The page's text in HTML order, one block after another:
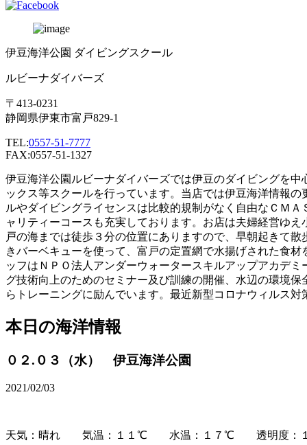
伊豆海洋公園 ダイビングスクール
ルビーナダイバーズ
〒413-0231
静岡県伊東市富戸829-1
TEL:0557-51-7777
FAX:0557-51-1327
伊豆海洋公園ルビーナダイバーズでは伊豆のダイビングを
ックス等スクールを行っています。当店では伊豆海洋情報
ルやダイビングライセンスは比較的規制がなく自由なＣＭ
ャリティーコースも充実しております。お店は夫婦経営ゆ
戸の海までは徒歩３分の位置にありますので、早朝起きて
きバーベキューを使って、富戸の定置網で水揚げされた食
ッフはＮＰＯ法人アンダーウォータースキルアップアカデ
グ技術向上のためのセミナー及び訓練の開催、水辺の環境
らトレーニングに励んでいます。最近新型コロナウィルス
本日の海洋情報
０２.０３（水） 伊豆海洋公園
2021/02/03
天気：晴れ 気温：１１℃ 水温：１７℃ 透明度：